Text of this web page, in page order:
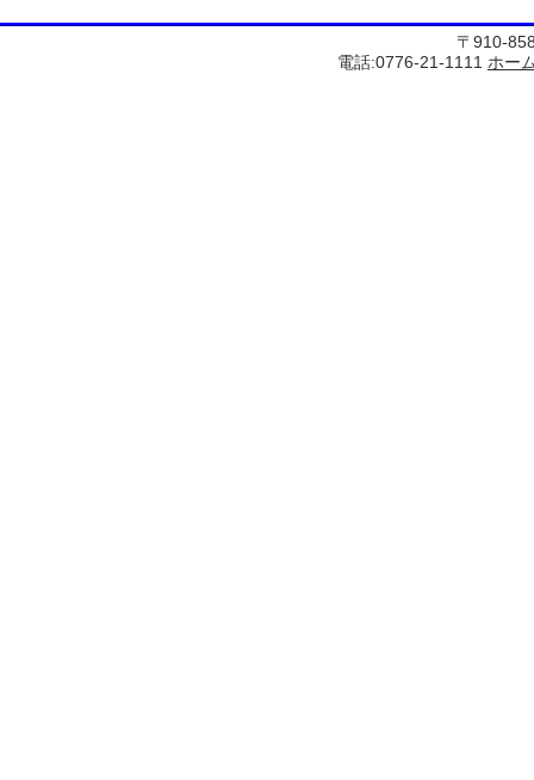
〒910-
電話:0776-21-1111 ホー